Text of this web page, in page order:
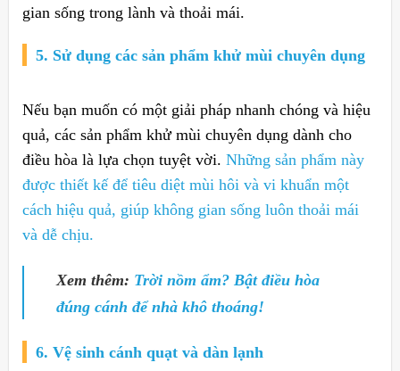
gian sống trong lành và thoải mái.
5. Sử dụng các sản phẩm khử mùi chuyên dụng
Nếu bạn muốn có một giải pháp nhanh chóng và hiệu
quả, các sản phẩm khử mùi chuyên dụng dành cho
điều hòa là lựa chọn tuyệt vời. Những sản phẩm này
được thiết kế để tiêu diệt mùi hôi và vi khuẩn một
cách hiệu quả, giúp không gian sống luôn thoải mái
và dễ chịu.
Xem thêm: Trời nồm ẩm? Bật điều hòa
đúng cánh để nhà khô thoáng!
6. Vệ sinh cánh quạt và dàn lạnh